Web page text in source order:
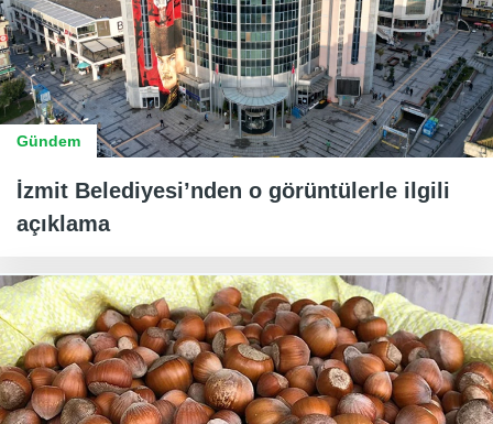
Gündem
İzmit Belediyesi’nden o görüntülerle ilgili
açıklama